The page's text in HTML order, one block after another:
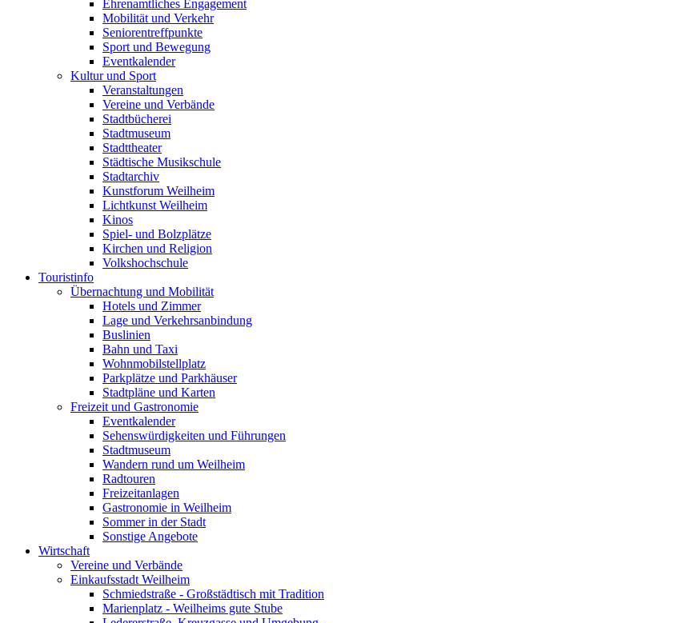
Ehrenamtliches Engagement
Mobilität und Verkehr
Seniorentreffpunkte
Sport und Bewegung
Eventkalender
Kultur und Sport
Veranstaltungen
Vereine und Verbände
Stadtbücherei
Stadtmuseum
Stadttheater
Städtische Musikschule
Stadtarchiv
Kunstforum Weilheim
Lichtkunst Weilheim
Kinos
Spiel- und Bolzplätze
Kirchen und Religion
Volkshochschule
Touristinfo
Übernachtung und Mobilität
Hotels und Zimmer
Lage und Verkehrsanbindung
Buslinien
Bahn und Taxi
Wohnmobilstellplatz
Parkplätze und Parkhäuser
Stadtpläne und Karten
Freizeit und Gastronomie
Eventkalender
Sehenswürdigkeiten und Führungen
Stadtmuseum
Wandern rund um Weilheim
Radtouren
Freizeitanlagen
Gastronomie in Weilheim
Sommer in der Stadt
Sonstige Angebote
Wirtschaft
Vereine und Verbände
Einkaufsstadt Weilheim
Schmiedstraße - Großstädtisch mit Tradition
Marienplatz - Weilheims gute Stube